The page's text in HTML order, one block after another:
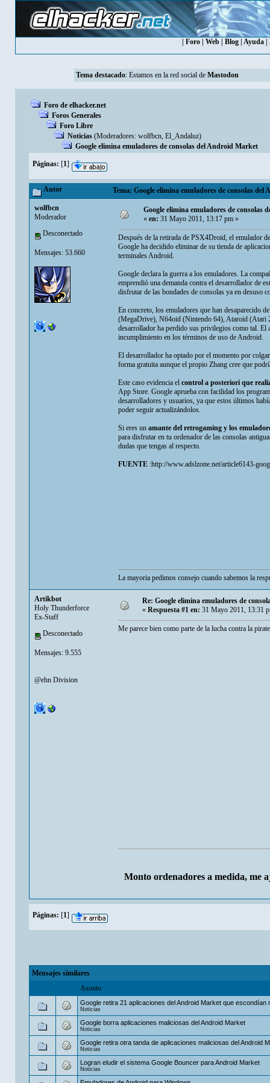
Foro Web Blog Ayuda
Tema destacado: Estamos en la red social de Mastodon
Foro de elhacker.net
Foros Generales
Foro Libre
Noticias (Moderadores: wolfbcn, El_Andaluz)
Google elimina emuladores de consolas del Android Market
Páginas: [1]
Autor Tema: Google elimina emuladores de consolas
wolfbcn
Moderador
Desconectado
Mensajes: 53.660
Google elimina emuladores de consolas
«en:31 Mayo 2011, 13:17 pm »
Después de la retirada de PSX4Droid, el emulador
Google ha decidido eliminar de su tienda de
terminales Android.
Google declara la guerra a los emuladores. La
emprendió una demanda contra el desarrollador de
disfrutar de las bondades de consolas ya en desuso
En concreto, los emuladores que han desaparecido
(MegaDrive), N64oid (Nintendo 64), Ataroid (Atari
desarrollador ha perdido sus privilegios como tal. El
incumplimiento en los términos de uso de Android.
El desarrollador ha optado por el momento por
forma gratuita aunque el propio Zhang cree que
Este caso evidencia elcontrol a posteriori que
App Store. Google aprueba con facilidad los
desarrolladores y usuarios, ya que estos últimos
poder seguir actualizándolos.
Si eres unamante del retrogaming y los
para disfrutar en tu ordenador de las consolas
dudas que tengas al respecto.
FUENTE:http://www.adslzone.net/article6143-
La mayoria pedimos consejo cuando sabemos la
Artikbot
Holy Thunderforce
Ex-Staff
Desconectado
Mensajes: 9.555
@ehn Division
Re: Google elimina emuladores de
« Respuesta #1 en: 31 Mayo 2011, 13:31
Me parece bien como parte de la lucha contra la
Monto ordenadores a medida, me
Páginas: [1]
Mensajes similares
Asunto
Google retira 21 aplicaciones del Android Market que escondían
Noticias
Google borra aplicaciones maliciosas del Android Market
Noticias
Google retira otra tanda de aplicaciones maliciosas del Android
Noticias
Logran eludir el sistema Google Bouncer para Android Market
Noticias